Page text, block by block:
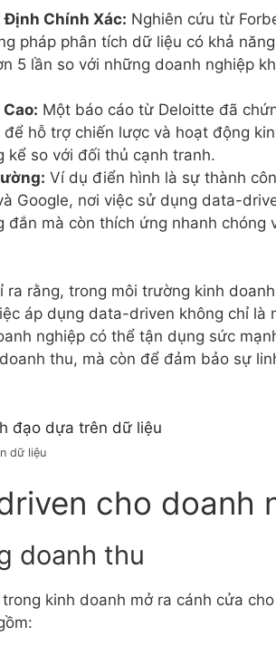
Định Chính Xác: Nghiên cứu từ
pháp phân tích dữ liệu có khả
5 lần so với những doanh nghiệp
Một báo cáo từ Deloitte đã
hỗ trợ chiến lược và hoạt động
kể so với đối thủ cạnh tranh.
Ví dụ điển hình là sự thành
Google, nơi việc sử dụng data-
đắn mà còn thích ứng nhanh chóng
rằng, trong môi trường kinh
áp dụng data-driven không chỉ là
nghiệp có thể tận dụng sức
thu, mà còn để đảm bảo sự
dữ liệu
cho doanh
doanh thu
kinh doanh mở ra cánh cửa